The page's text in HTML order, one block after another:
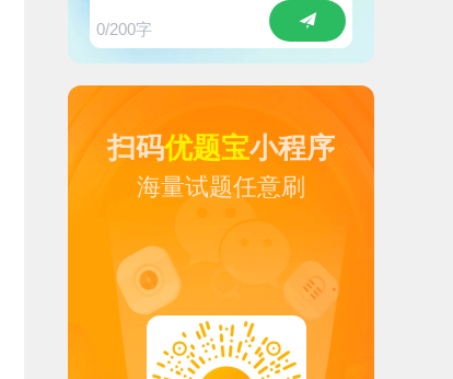
0/200字
扫码优题宝小程序
海量试题任意刷